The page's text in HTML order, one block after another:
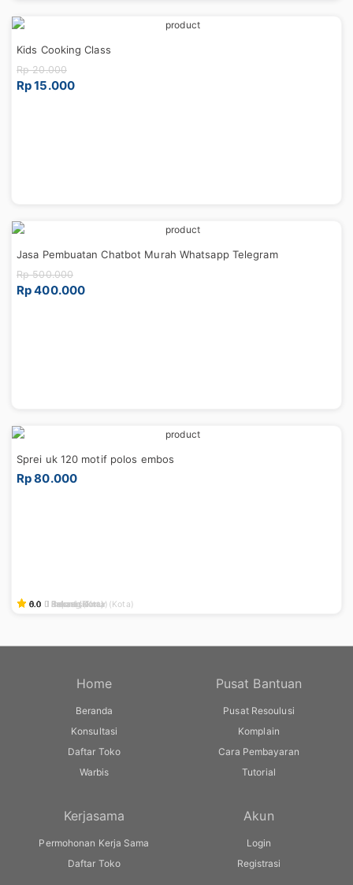
0.0 Bekasi
0.0 Kupang (Kota)
0.0 Indonesia
0.0 Jakarta Timur (Kota)
0.0 Bekasi
Kids Cooking Class
Rp 20.000
Rp 15.000
5.0 Indonesia
Jasa Pembuatan Chatbot Murah Whatsapp Telegram
Rp 500.000
Rp 400.000
0.0 Bekasi (Kota)
Sprei uk 120 motif polos embos
Rp 80.000
5.0 Bekasi (Kota)
Home
Beranda
Konsultasi
Daftar Toko
Warbis
Pusat Bantuan
Pusat Resoulusi
Komplain
Cara Pembayaran
Tutorial
Kerjasama
Permohonan Kerja Sama
Daftar Toko
Akun
Login
Registrasi